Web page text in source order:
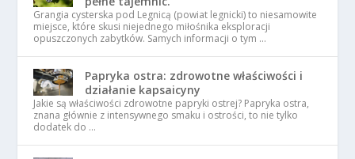
Grangia cysterska pod Legnicą (powiat legnicki) to niesamowite
miejsce, które skusi niejednego miłośnika eksploracji
opuszczonych zabytków. Samych informacji o tym …
Papryka ostra: zdrowotne właściwości i
działanie kapsaicyny
Jakie są właściwości zdrowotne papryki ostrej? Papryka ostra,
znana głównie z intensywnego smaku i ostrości, to nie tylko
dodatek do …